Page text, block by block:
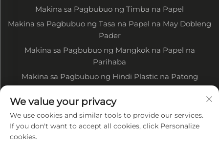
Makina sa Pagbubuo ng Timba na Papel
Makina sa Pagbubuo ng Tasa na Papel na May Dobleng
Pader
Makina sa Pagbubuo ng Mangkok na Papel na
Parihaba
Makina sa Pagbubuo ng Hindi Plastic na Patong
Makina sa Pagputol ng Papel na Tuyong Tinta
Iba Pang Kaugnay na Makina
We value your privacy
We use cookies and similar tools to provide our services.
If you don't want to accept all cookies, click Personalize
cookies.